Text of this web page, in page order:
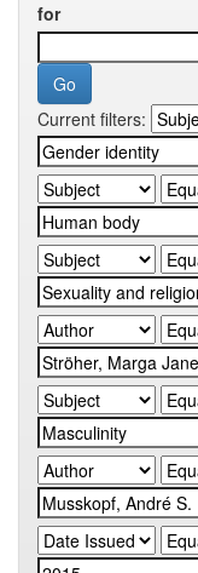
for
Current filters: